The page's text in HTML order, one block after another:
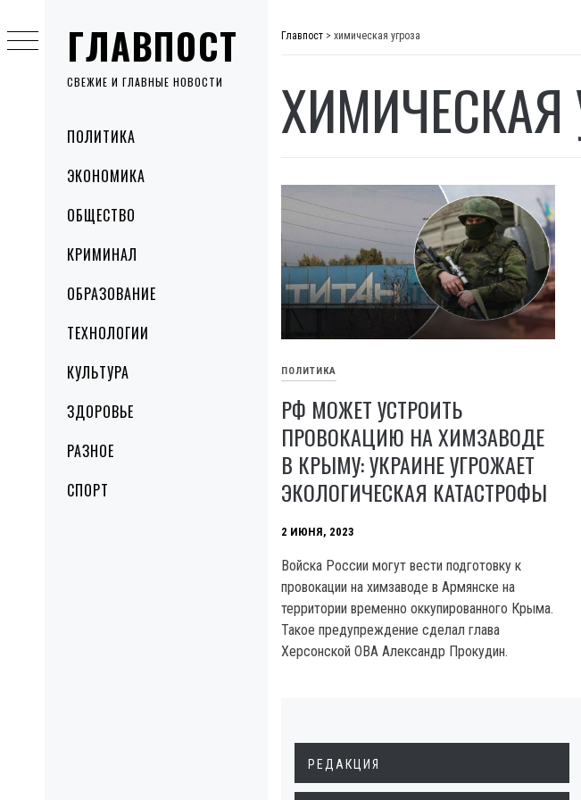
ГЛАВПОСТ
СВЕЖИЕ И ГЛАВНЫЕ НОВОСТИ
MenuПОЛИТИКА
ЭКОНОМИКА
ОБЩЕСТВО
КРИМИНАЛ
ОБРАЗОВАНИЕ
ТЕХНОЛОГИИ
КУЛЬТУРА
ЗДОРОВЬЕ
РАЗНОЕ
СПОРТ
to
content
Главпост > химическая угроза
ХИМИЧЕСКАЯ
ПОЛИТИКА
РФ МОЖЕТ УСТРОИТЬ
ПРОВОКАЦИЮ НА ХИМЗАВОДЕ
В КРЫМУ: УКРАИНЕ УГРОЖАЕТ
ЭКОЛОГИЧЕСКАЯ КАТАСТРОФЫ
2 ИЮНЯ, 2023
Войска России могут вести подготовку к
провокации на химзаводе в Армянске на
территории временно оккупированного Крыма.
Такое предупреждение сделал глава
Херсонской OBA Александр Прокудин.
РЕДАКЦИЯ